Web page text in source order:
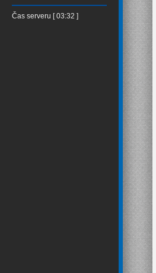
Čas serveru [ 03:32 ]